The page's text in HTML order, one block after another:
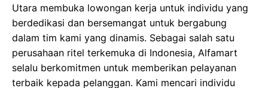
Utara membuka lowongan kerja untuk individu yang
berdedikasi dan bersemangat untuk bergabung
dalam tim kami yang dinamis. Sebagai salah satu
perusahaan ritel terkemuka di Indonesia, Alfamart
selalu berkomitmen untuk memberikan pelayanan
terbaik kepada pelanggan. Kami mencari individu